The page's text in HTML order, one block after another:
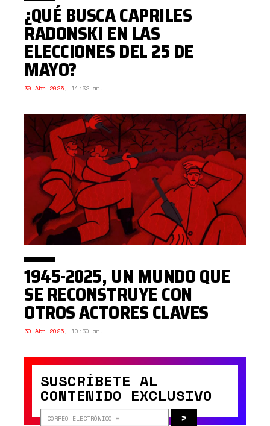
¿QUÉ BUSCA CAPRILES
RADONSKI EN LAS
ELECCIONES DEL 25 DE
MAYO?
30 Abr 2025, 11:32 am.
SUSCRÍBETE AL
CONTENIDO EXCLUSIVO
>
1945-2025, UN MUNDO QUE
SE RECONSTRUYE CON
OTROS ACTORES CLAVES
30 Abr 2025, 10:30 am.